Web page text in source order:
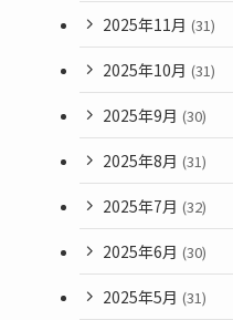
2025年11月 (31)
2025年10月 (31)
2025年9月 (30)
2025年8月 (31)
2025年7月 (32)
2025年6月 (30)
2025年5月 (31)